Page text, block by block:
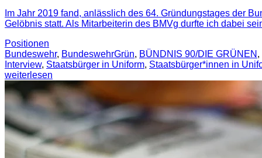
Im Jahr 2019 fand, anlässlich des 64. Gründungstages der
Gelöbnis statt. Als Mitarbeiterin des BMVg durfte ich dabei
Positionen
Bundeswehr, BundeswehrGrün, BÜNDNIS 90/DIE GRÜNEN ,
Interview, Staatsbürger in Uniform, Staatsbürger*innen in
weiterlesen